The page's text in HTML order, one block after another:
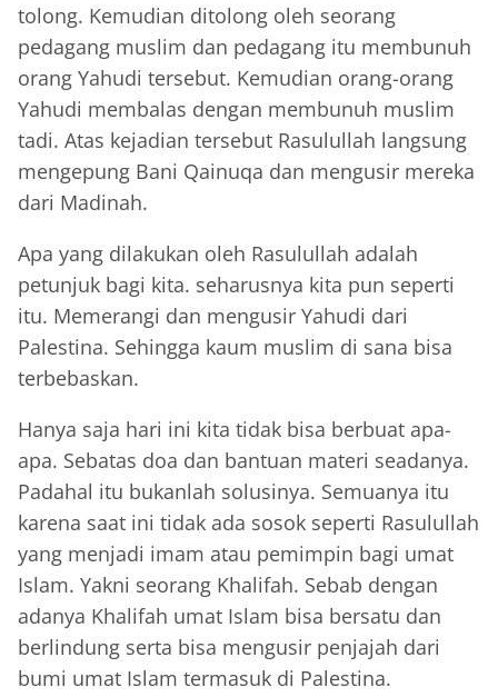
tolong. Kemudian ditolong oleh seorang
pedagang muslim dan pedagang itu membunuh
orang Yahudi tersebut. Kemudian orang-orang
Yahudi membalas dengan membunuh muslim
tadi. Atas kejadian tersebut Rasulullah langsung
mengepung Bani Qainuqa dan mengusir mereka
dari Madinah.
Apa yang dilakukan oleh Rasulullah adalah
petunjuk bagi kita. seharusnya kita pun seperti
itu. Memerangi dan mengusir Yahudi dari
Palestina. Sehingga kaum muslim di sana bisa
terbebaskan.
Hanya saja hari ini kita tidak bisa berbuat apa-
apa. Sebatas doa dan bantuan materi seadanya.
Padahal itu bukanlah solusinya. Semuanya itu
karena saat ini tidak ada sosok seperti Rasulullah
yang menjadi imam atau pemimpin bagi umat
Islam. Yakni seorang Khalifah. Sebab dengan
adanya Khalifah umat Islam bisa bersatu dan
berlindung serta bisa mengusir penjajah dari
bumi umat Islam termasuk di Palestina.